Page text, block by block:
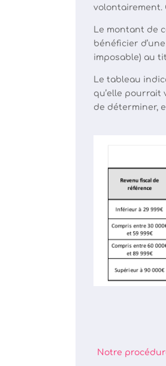
volontairement.
Le montant de
bénéficier
imposable) au
Le tableau
qu’elle pourrait
de déterminer,
Notre